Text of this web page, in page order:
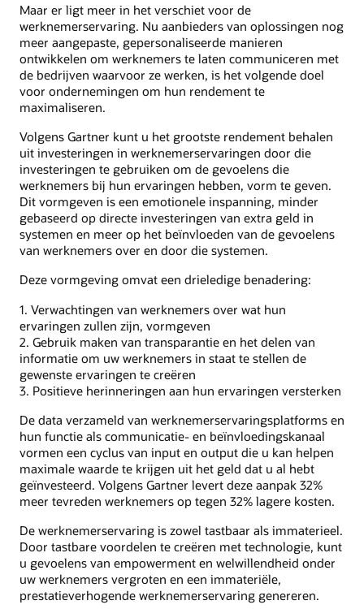
Maar er ligt meer in het verschiet voor de
werknemerservaring. Nu aanbieders van oplossingen nog
meer aangepaste, gepersonaliseerde manieren
ontwikkelen om werknemers te laten communiceren met
de bedrijven waarvoor ze werken, is het volgende doel
voor ondernemingen om hun rendement te
maximaliseren.
Volgens Gartner kunt u het grootste rendement behalen
uit investeringen in werknemerservaringen door die
investeringen te gebruiken om de gevoelens die
werknemers bij hun ervaringen hebben, vorm te geven.
Dit vormgeven is een emotionele inspanning, minder
gebaseerd op directe investeringen van extra geld in
systemen en meer op het beïnvloeden van de gevoelens
van werknemers over en door die systemen.
Deze vormgeving omvat een drieledige benadering:
1. Verwachtingen van werknemers over wat hun
ervaringen zullen zijn, vormgeven
2. Gebruik maken van transparantie en het delen van
informatie om uw werknemers in staat te stellen de
gewenste ervaringen te creëren
3. Positieve herinneringen aan hun ervaringen versterken
De data verzameld van werknemerservaringsplatforms en
hun functie als communicatie- en beïnvloedingskanaal
vormen een cyclus van input en output die u kan helpen
maximale waarde te krijgen uit het geld dat u al hebt
geïnvesteerd. Volgens Gartner levert deze aanpak 32%
meer tevreden werknemers op tegen 32% lagere kosten.
De werknemerservaring is zowel tastbaar als immaterieel.
Door tastbare voordelen te creëren met technologie, kunt
u gevoelens van empowerment en welwillendheid onder
uw werknemers vergroten en een immateriële,
prestatieverhogende werknemerservaring genereren.